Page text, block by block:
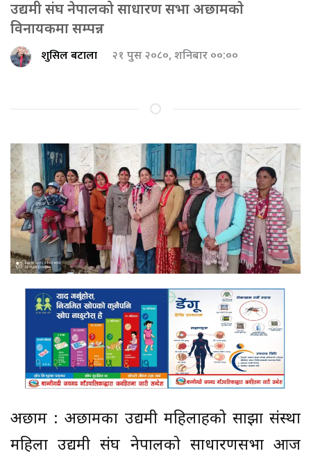
उद्यमी संघ नेपालको साधारण सभा अछामकाे
विनायकमा सम्पन्न
शुसिल बटाला २१ पुस २०८०, शनिबार ००:००
अछाम : अछामका उद्यमी महिलाहरुको साझा संस्था
महिला उद्यमी संघ नेपालको साधारणसभा आज